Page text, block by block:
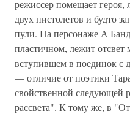
режиссер помещает героя,
двух пистолетов и будто
пули. На персонаже А
пластичном, лежит отсвет
вступившем в поединок с
— отличие от поэтики
свойственной следующей
рассвета". К тому же, в